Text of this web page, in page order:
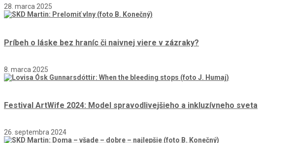
28. marca 2025
Príbeh o láske bez hraníc či naivnej viere v zázraky?
8. marca 2025
Festival ArtWife 2024: Model spravodlivejšieho a inkluzívneho sveta
26. septembra 2024